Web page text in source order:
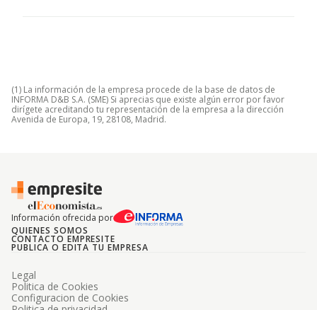
(1) La información de la empresa procede de la base de datos de
INFORMA D&B S.A. (SME) Si aprecias que existe algún error por favor
dirígete acreditando tu representación de la empresa a la dirección
Avenida de Europa, 19, 28108, Madrid.
Información ofrecida por
QUIENES SOMOS
CONTACTO EMPRESITE
PUBLICA O EDITA TU EMPRESA
Legal
Politica de Cookies
Configuracion de Cookies